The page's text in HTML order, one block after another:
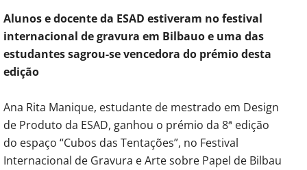
Alunos e docente da ESAD estiveram no festival
internacional de gravura em Bilbauo e uma das
estudantes sagrou-se vencedora do prémio desta
edição
Ana Rita Manique, estudante de mestrado em Design
de Produto da ESAD, ganhou o prémio da 8ª edição
do espaço “Cubos das Tentações”, no Festival
Internacional de Gravura e Arte sobre Papel de Bilbau